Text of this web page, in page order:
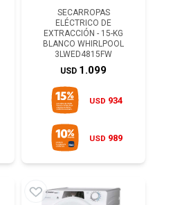
SECARROPAS
ELÉCTRICO DE
EXTRACCIÓN - 15-KG
BLANCO WHIRLPOOL
3LWED4815FW
USD 1.099
USD 934
USD 989